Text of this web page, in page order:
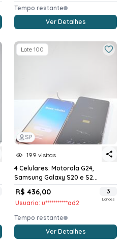
Tempo restante
Ver Detalhes
SP
Lote 100
199 visitas
4 Celulares: Motorola G24,
Samsung Galaxy S20 e S2...
R$ 436,00
Usuario: u***********ad2
3
Lances
Tempo restante
Ver Detalhes